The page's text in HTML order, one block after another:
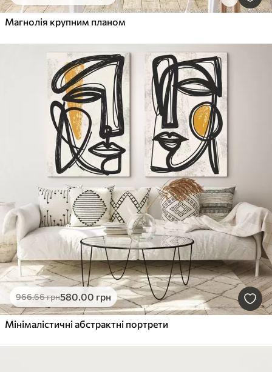
Магнолія крупним планом
966.66грн580.00 грн
Мінімалістичні абстрактні портрети